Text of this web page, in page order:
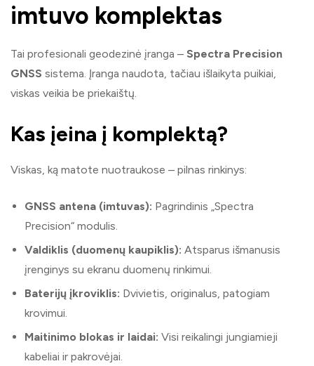
imtuvo komplektas
Tai profesionali geodezinė įranga – Spectra Precision
GNSS sistema. Įranga naudota, tačiau išlaikyta puikiai,
viskas veikia be priekaištų.
Kas įeina į komplektą?
Viskas, ką matote nuotraukose – pilnas rinkinys:
GNSS antena (imtuvas): Pagrindinis „Spectra
Precision“ modulis.
Valdiklis (duomenų kaupiklis): Atsparus išmanusis
įrenginys su ekranu duomenų rinkimui.
Baterijų įkroviklis: Dvivietis, originalus, patogiam
krovimui.
Maitinimo blokas ir laidai: Visi reikalingi jungiamieji
kabeliai ir pakrovėjai.